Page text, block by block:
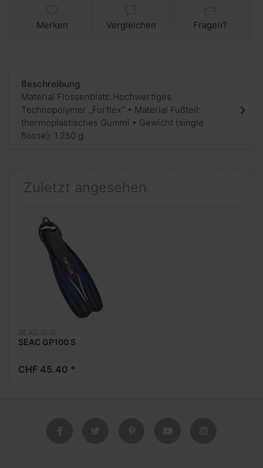
Merken Vergleichen Fragen?
Beschreibung
Material Flossenblatt: Hochwertiges
Technopolymer „Forflex“ • Material Fußteil:
thermoplastisches Gummi • Gewicht (single
flosse): 1.250 g.
Zuletzt angesehen
SEAC SUB
SEAC GP100 S
CHF 45.40 *